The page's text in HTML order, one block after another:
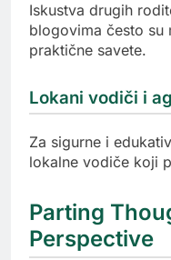
Iskustva drugih
blogovima često su
praktične savete.
Lokani vodiči i
Za sigurne i
lokalne vodiče koji
Parting
Perspective